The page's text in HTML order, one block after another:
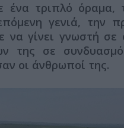
ένα τριπλό όραμα,
γενιά, την
να γίνει γνωστή
της σε
οι άνθρωποί της.